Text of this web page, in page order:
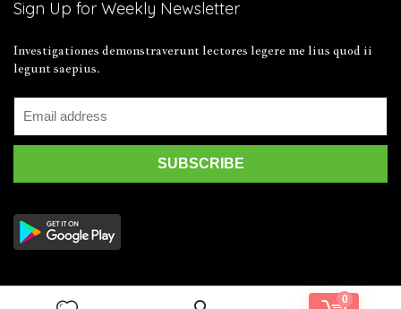
0
Sign Up for Weekly Newsletter
Investigationes demonstraverunt lectores legere me lius quod ii
legunt saepius.